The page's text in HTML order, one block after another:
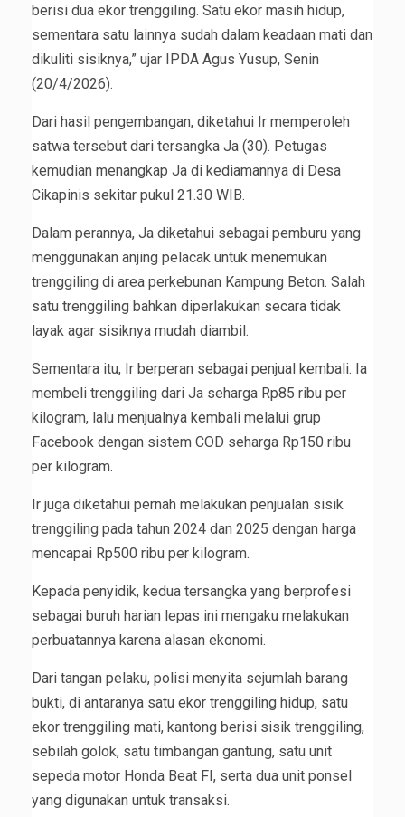
berisi dua ekor trenggiling. Satu ekor masih hidup,
sementara satu lainnya sudah dalam keadaan mati dan
dikuliti sisiknya,” ujar IPDA Agus Yusup, Senin
(20/4/2026).
Dari hasil pengembangan, diketahui Ir memperoleh
satwa tersebut dari tersangka Ja (30). Petugas
kemudian menangkap Ja di kediamannya di Desa
Cikapinis sekitar pukul 21.30 WIB.
Dalam perannya, Ja diketahui sebagai pemburu yang
menggunakan anjing pelacak untuk menemukan
trenggiling di area perkebunan Kampung Beton. Salah
satu trenggiling bahkan diperlakukan secara tidak
layak agar sisiknya mudah diambil.
Sementara itu, Ir berperan sebagai penjual kembali. Ia
membeli trenggiling dari Ja seharga Rp85 ribu per
kilogram, lalu menjualnya kembali melalui grup
Facebook dengan sistem COD seharga Rp150 ribu
per kilogram.
Ir juga diketahui pernah melakukan penjualan sisik
trenggiling pada tahun 2024 dan 2025 dengan harga
mencapai Rp500 ribu per kilogram.
Kepada penyidik, kedua tersangka yang berprofesi
sebagai buruh harian lepas ini mengaku melakukan
perbuatannya karena alasan ekonomi.
Dari tangan pelaku, polisi menyita sejumlah barang
bukti, di antaranya satu ekor trenggiling hidup, satu
ekor trenggiling mati, kantong berisi sisik trenggiling,
sebilah golok, satu timbangan gantung, satu unit
sepeda motor Honda Beat FI, serta dua unit ponsel
yang digunakan untuk transaksi.